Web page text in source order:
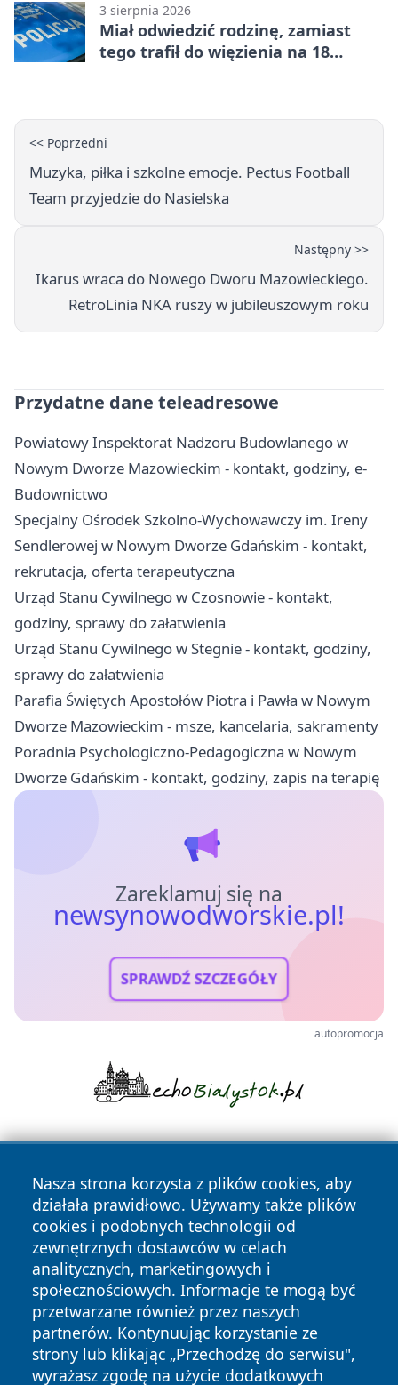
3 sierpnia 2026
Miał odwiedzić rodzinę, zamiast
tego trafił do więzienia na 18
<< Poprzedni
Muzyka, piłka i szkolne emocje. Pectus Football
Team przyjedzie do Nasielska
Następny >>
Ikarus wraca do Nowego Dworu Mazowieckiego.
RetroLinia NKA ruszy w jubileuszowym roku
Przydatne dane teleadresowe
Powiatowy Inspektorat Nadzoru Budowlanego w
Nowym Dworze Mazowieckim - kontakt, godziny, e-
Budownictwo
Specjalny Ośrodek Szkolno-Wychowawczy im. Ireny
Sendlerowej w Nowym Dworze Gdańskim - kontakt,
rekrutacja, oferta terapeutyczna
Urząd Stanu Cywilnego w Czosnowie - kontakt,
godziny, sprawy do załatwienia
Urząd Stanu Cywilnego w Stegnie - kontakt, godziny,
sprawy do załatwienia
Parafia Świętych Apostołów Piotra i Pawła w Nowym
Dworze Mazowieckim - msze, kancelaria, sakramenty
Poradnia Psychologiczno-Pedagogiczna w Nowym
Dworze Gdańskim - kontakt, godziny, zapis na terapię
Zareklamuj się na
newsynowodworskie.pl!
SPRAWDŹ SZCZEGÓŁY
autopromocja
Nasza strona korzysta z plików cookies, aby
działała prawidłowo. Używamy także plików
cookies i podobnych technologii od
zewnętrznych dostawców w celach
analitycznych, marketingowych i
społecznościowych. Informacje te mogą być
przetwarzane również przez naszych
partnerów. Kontynuując korzystanie ze
strony lub klikając „Przechodzę do serwisu",
wyrażasz zgodę na użycie dodatkowych
Copyright © 2026 newsynowodworskie.pl Wszystkie prawa
zastrzeżone.
News Autorzy
Polityka
Prywatności
Polityka
Cookies